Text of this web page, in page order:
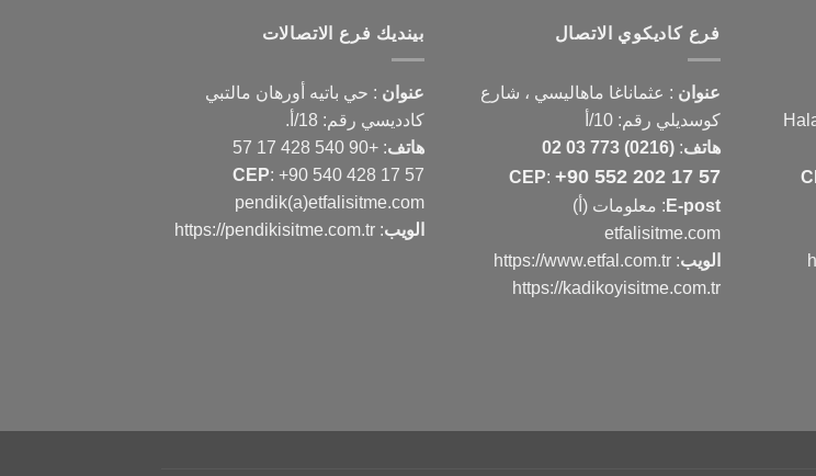
فرع كاديكوي الاتصال
عنوان : عثماناغا ماهاليسي ، شارع
كوسديلي رقم: 10/أ
هاتف:
(0216) 773 03 02
CEP: +90 552 202 17 57
E-post : معلومات (أ)
etfalisitme.com
الويب:
https://www.etfal.com.tr
https://kadikoyisitme.com.tr
بينديك فرع الاتصالات
عنوان : حي باتيه أورهان مالتبي
كادديسي رقم: 18/أ.
هاتف:
+90 540 428 17 57
CEP: +90 540 428 17 57
pendik(a)etfalisitme.com
الويب:
https://pendikisitme.com.tr